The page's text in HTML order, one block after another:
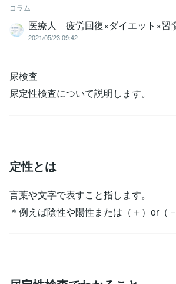
コラム
医療人 疲労回復×ダイエット×習
2021/05/23 09:42
尿検査
尿定性検査について説明します。
定性とは
言葉や文字で表すこと指します。
＊例えば陰性や陽性または（＋）or（